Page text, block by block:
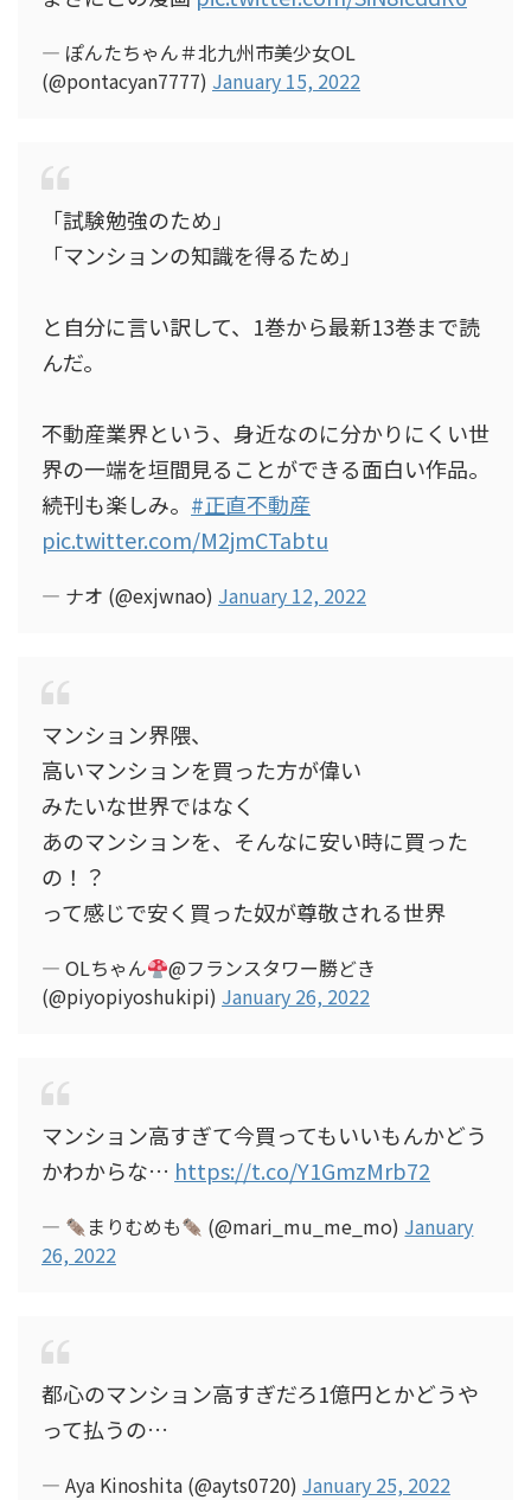
— ぽんたちゃん＃北九州市美少女OL
(@pontacyan7777) January 15, 2022
「試験勉強のため」
「マンションの知識を得るため」
と自分に言い訳して、1巻から最新13巻まで読
んだ。
不動産業界という、身近なのに分かりにくい世
界の一端を垣間見ることができる面白い作品。
続刊も楽しみ。 #正直不動産
pic.twitter.com/M2jmCTabtu
— ナオ (@exjwnao) January 12, 2022
マンション界隈、
高いマンションを買った方が偉い
みたいな世界ではなく
あのマンションを、そんなに安い時に買った
の！？
って感じで安く買った奴が尊敬される世界
— OLちゃん
@フランスタワー勝どき
(@piyopiyoshukipi) January 26, 2022
マンション高すぎて今買ってもいいもんかどう
かわからな… https://t.co/Y1GmzMrb72
— まりむめも (@mari_mu_me_mo) January
26, 2022
都心のマンション高すぎだろ1億円とかどうや
って払うの…
— Aya Kinoshita (@ayts0720) January 25, 2022